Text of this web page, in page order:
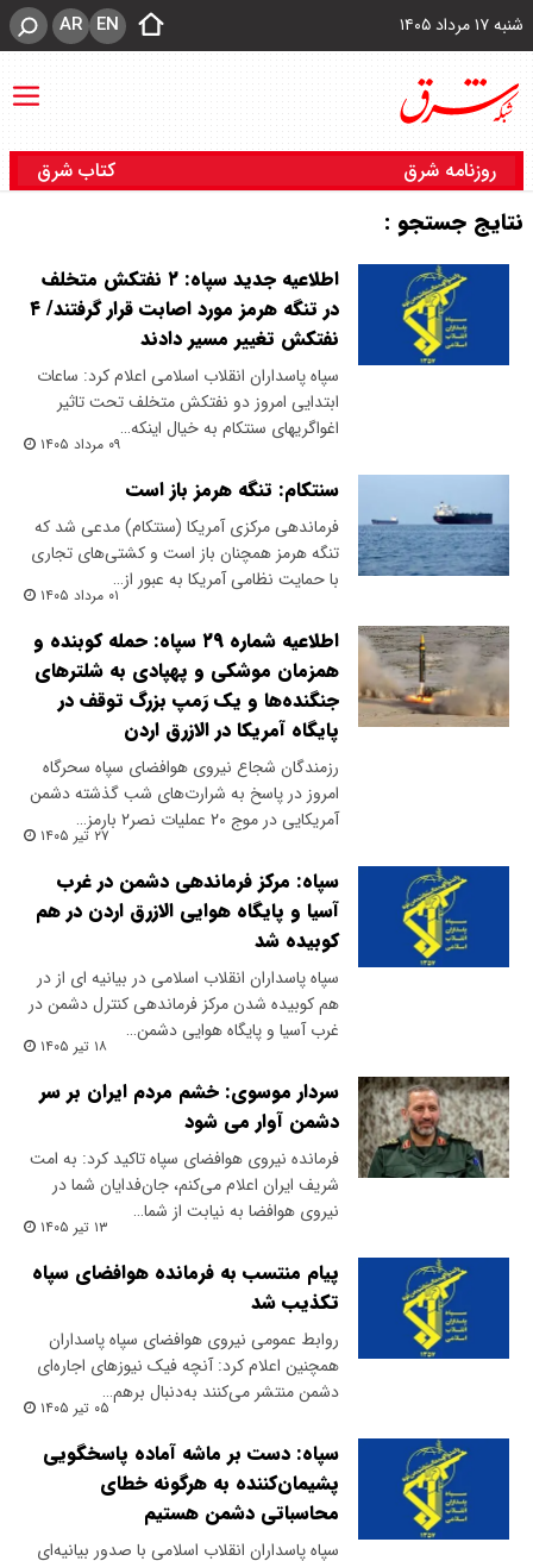
شنبه ۱۷ مرداد ۱۴۰۵ EN
AR
روزنامه شرق کتاب شرق
نتایج جستجو :
اطلاعیه جدید سپاه: ۲ نفتکش متخلف
در تنگه هرمز مورد اصابت قرار گرفتند/ ۴
نفتکش تغییر مسیر دادند
سپاه پاسداران انقلاب اسلامی اعلام کرد: ساعات
ابتدایی امروز دو نفتکش متخلف تحت تاثیر
اغواگریهای سنتکام به خیال اینکه…
۰۹ مرداد ۱۴۰۵
سنتکام: تنگه هرمز باز است
فرماندهی مرکزی آمریکا (سنتکام) مدعی شد که
تنگه هرمز همچنان باز است و کشتی‌های تجاری
با حمایت نظامی آمریکا به عبور از…
۰۱ مرداد ۱۴۰۵
اطلاعیه شماره ۲۹ سپاه: حمله کوبنده و
همزمان موشکی و پهپادی به شلترهای
جنگنده‌ها و یک رَمپ بزرگ توقف در
پایگاه آمریکا در الازرق اردن
رزمندگان شجاع نیروی هوافضای سپاه سحرگاه
امروز در پاسخ به شرارت‌های شب گذشته دشمن
آمریکایی در موج ۲۰ عملیات نصر۲ بارمز…
۲۷ تیر ۱۴۰۵
سپاه: مرکز فرماندهی دشمن در غرب
آسیا و پایگاه هوایی الازرق اردن در هم
کوبیده شد
​سپاه پاسداران انقلاب اسلامی در بیانیه ای از در
هم کوبیده شدن مرکز فرماندهی کنترل دشمن در
غرب آسیا و پایگاه هوایی دشمن…
۱۸ تیر ۱۴۰۵
سردار موسوی: خشم مردم ایران بر سر
دشمن آوار می شود
فرمانده نیروی هوافضای سپاه تاکید کرد: به امت
شریف ایران اعلام می‌کنم، جان‌فدایان شما در
نیروی هوافضا به نیابت از شما…
۱۳ تیر ۱۴۰۵
پیام منتسب به فرمانده هوافضای سپاه
تکذیب شد
روابط عمومی نیروی هوافضای سپاه پاسداران
همچنین اعلام کرد: آنچه فیک نیوزهای اجاره‌ای
دشمن منتشر می‌کنند به‌دنبال برهم…
۰۵ تیر ۱۴۰۵
سپاه: دست بر ماشه آماده پاسخگویی
پشیمان‌کننده به هرگونه خطای
محاسباتی دشمن هستیم
سپاه پاسداران انقلاب اسلامی با صدور بیانیه‌ای